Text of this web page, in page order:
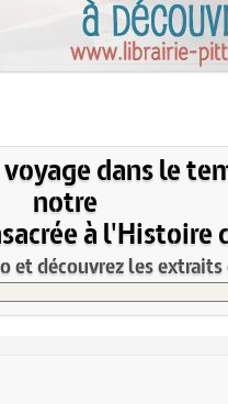
dans le
notre
à l'Histoire
et découvrez les